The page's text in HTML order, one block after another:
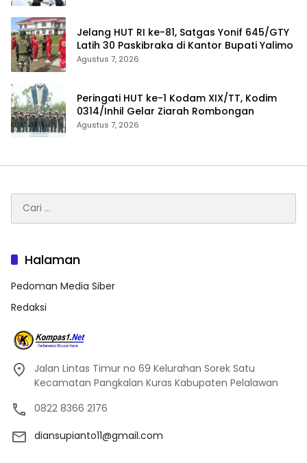
Jelang HUT RI ke-81, Satgas Yonif 645/GTY
Latih 30 Paskibraka di Kantor Bupati Yalimo
Agustus 7, 2026
Peringati HUT ke-1 Kodam XIX/TT, Kodim
0314/Inhil Gelar Ziarah Rombongan
Agustus 7, 2026
untuk:
Halaman
Pedoman Media Siber
Redaksi
Jalan Lintas Timur no 69 Kelurahan Sorek Satu
Kecamatan Pangkalan Kuras Kabupaten Pelalawan
0822 8366 2176
diansupianto11@gmail.com